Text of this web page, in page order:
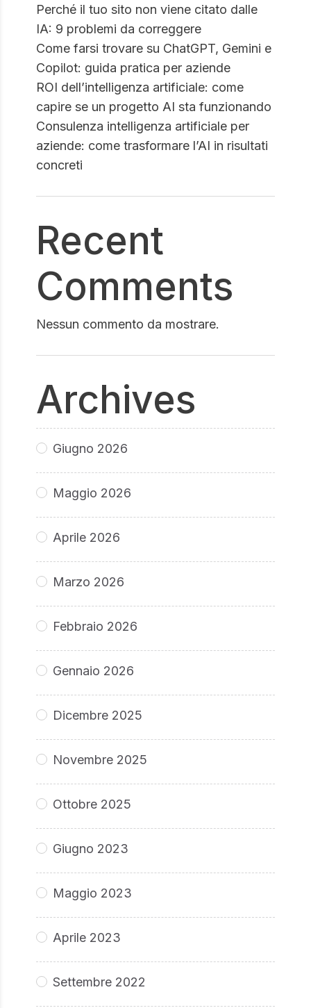
Perché il tuo sito non viene citato dalle
IA: 9 problemi da correggere
Come farsi trovare su ChatGPT, Gemini e
Copilot: guida pratica per aziende
ROI dell’intelligenza artificiale: come
capire se un progetto AI sta funzionando
Consulenza intelligenza artificiale per
aziende: come trasformare l’AI in risultati
concreti
Recent
Comments
Nessun commento da mostrare.
Archives
Giugno 2026
Maggio 2026
Aprile 2026
Marzo 2026
Febbraio 2026
Gennaio 2026
Dicembre 2025
Novembre 2025
Ottobre 2025
Giugno 2023
Maggio 2023
Aprile 2023
Settembre 2022